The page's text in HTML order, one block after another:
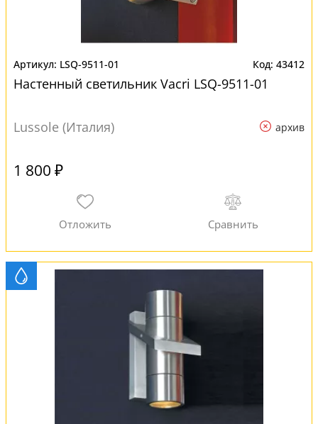
LSQ-9511-01 43412
Настенный светильник Vacri LSQ-9511-01
Lussole (Италия) архив
1 800 ₽